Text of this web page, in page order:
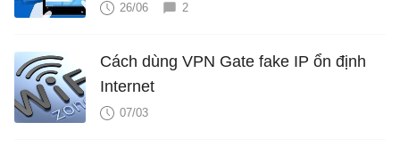
qua Internet thành công
26/06 2
Cách dùng VPN Gate fake IP ổn định
Internet
07/03